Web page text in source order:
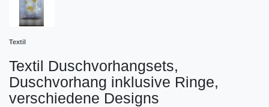
Textil
Textil Duschvorhangsets,
Duschvorhang inklusive Ringe,
verschiedene Designs